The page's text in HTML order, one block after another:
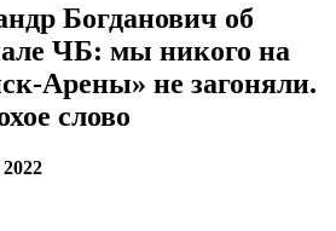
Богданович об
ЧБ: мы никого на
Арены» не загоняли.
слово